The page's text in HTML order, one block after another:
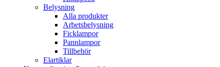
Belysning
Alla produkter
Arbetsbelysning
Ficklampor
Pannlampor
Tillbehör
Elartiklar